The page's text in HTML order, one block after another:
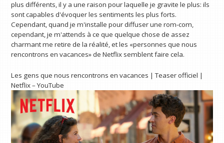
plus différents, il y a une raison pour laquelle je gravite le plus: ils
sont capables d'évoquer les sentiments les plus forts.
Cependant, quand je m'installe pour diffuser une rom-com,
cependant, je m'attends à ce que quelque chose de assez
charmant me retire de la réalité, et les «personnes que nous
rencontrons en vacances» de Netflix semblent faire cela.
Les gens que nous rencontrons en vacances | Teaser officiel |
Netflix – YouTube